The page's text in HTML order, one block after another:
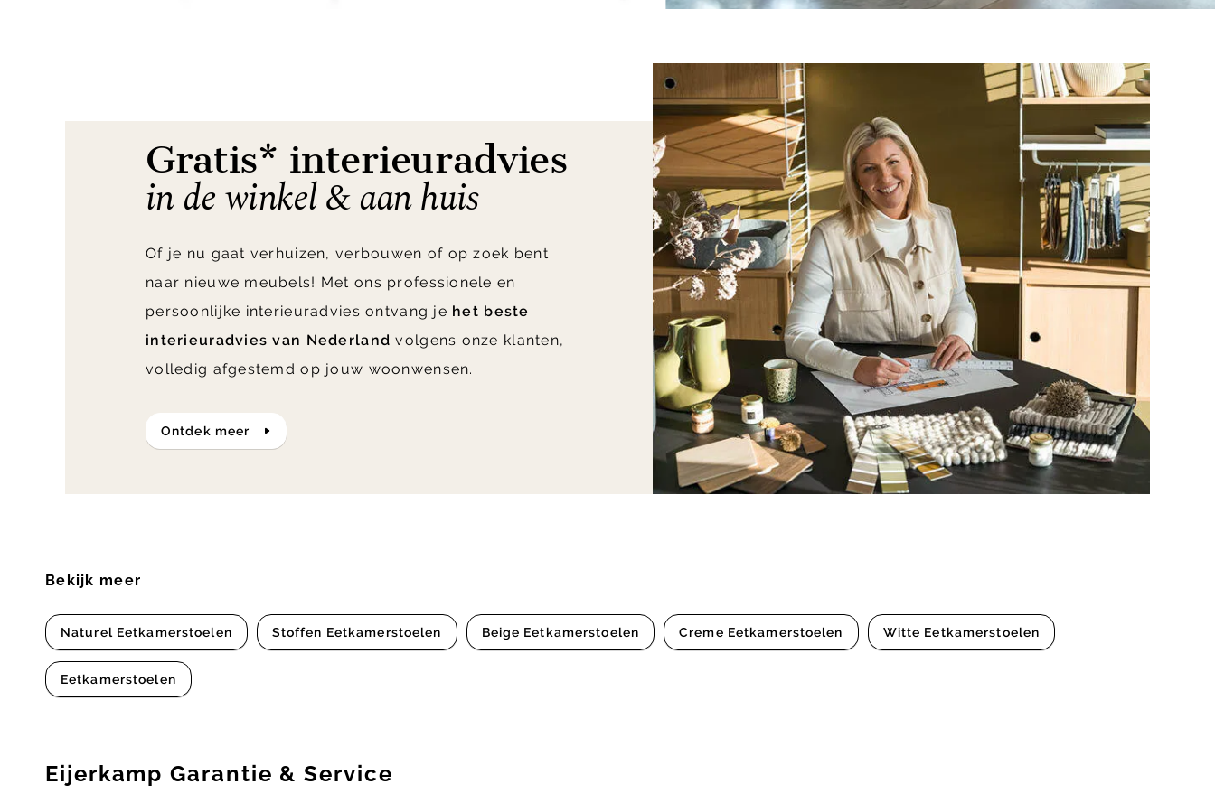
Gratis* interieuradvies
in de winkel & aan huis
Of je nu gaat verhuizen, verbouwen of op zoek bent
naar nieuwe meubels! Met ons professionele en
persoonlijke interieuradvies ontvang je het beste
interieuradvies van Nederland volgens onze klanten,
volledig afgestemd op jouw woonwensen.
ontdek meer
Bekijk meer
Naturel Eetkamerstoelen Stoffen Eetkamerstoelen Beige Eetkamerstoelen Creme Eetkamerstoelen Witte Eetkamerstoelen
Eetkamerstoelen
Eijerkamp Garantie & Service